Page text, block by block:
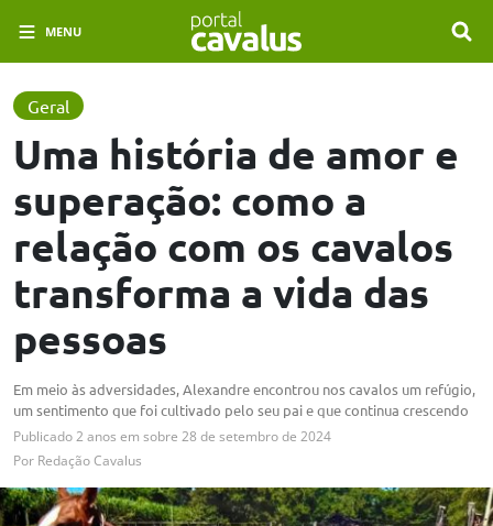
MENU
Geral
Uma história de amor e
superação: como a
relação com os cavalos
transforma a vida das
pessoas
Em meio às adversidades, Alexandre encontrou nos cavalos um refúgio,
um sentimento que foi cultivado pelo seu pai e que continua crescendo
Publicado2 anos em sobre 28 de setembro de 2024
Por Redação Cavalus